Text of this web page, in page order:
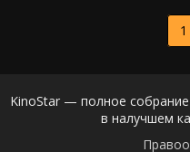
1
KinoStar — полное
в налучшем